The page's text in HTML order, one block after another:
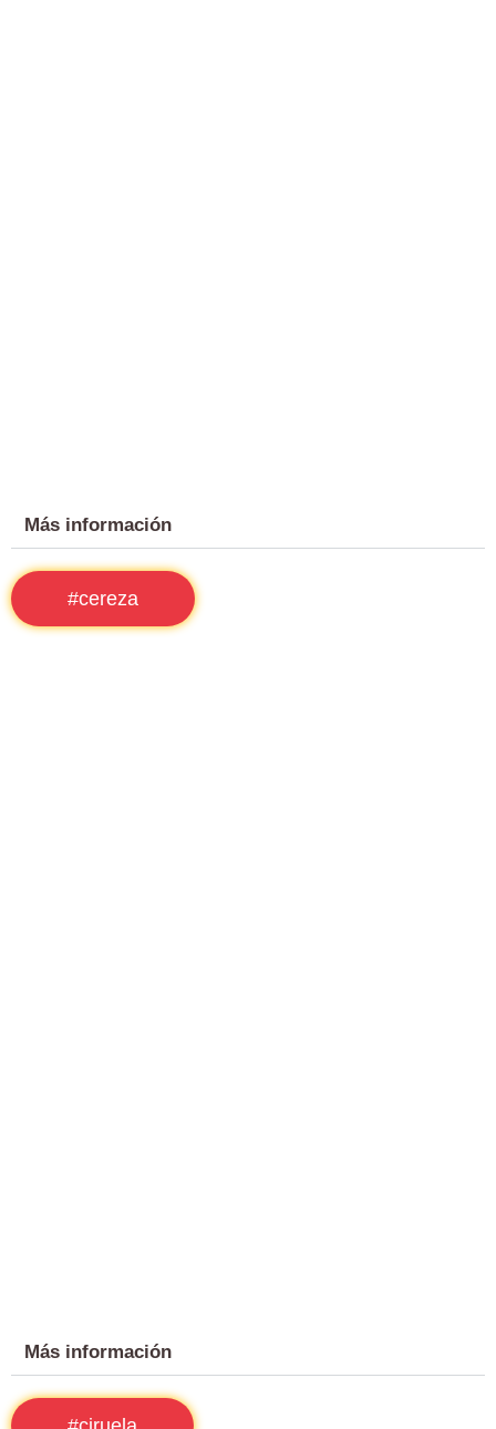
Más información
#cereza
Más información